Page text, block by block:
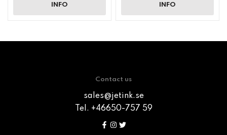
INFO INFO
Contact us
sales@jetink.se
Tel. +46650-757 59